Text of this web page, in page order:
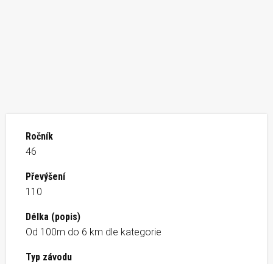
Ročník
46
Převýšení
110
Délka (popis)
Od 100m do 6 km dle kategorie
Typ závodu